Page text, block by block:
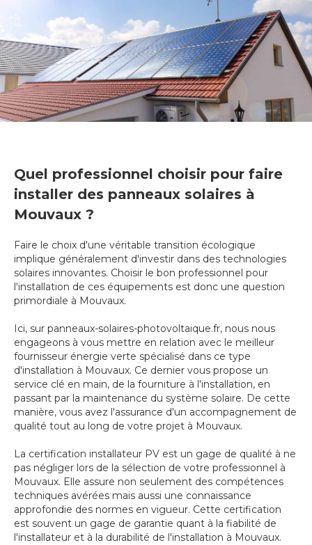
Quel professionnel choisir pour faire
installer des panneaux solaires à
Mouvaux ?
Faire le choix d'une véritable transition écologique
implique généralement d'investir dans des technologies
solaires innovantes. Choisir le bon professionnel pour
l'installation de ces équipements est donc une question
primordiale à Mouvaux.
Ici, sur panneaux-solaires-photovoltaique.fr, nous nous
engageons à vous mettre en relation avec le meilleur
fournisseur énergie verte spécialisé dans ce type
d'installation à Mouvaux. Ce dernier vous propose un
service clé en main, de la fourniture à l'installation, en
passant par la maintenance du système solaire. De cette
manière, vous avez l'assurance d'un accompagnement de
qualité tout au long de votre projet à Mouvaux.
La certification installateur PV est un gage de qualité à ne
pas négliger lors de la sélection de votre professionnel à
Mouvaux. Elle assure non seulement des compétences
techniques avérées mais aussi une connaissance
approfondie des normes en vigueur. Cette certification
est souvent un gage de garantie quant à la fiabilité de
l'installateur et à la durabilité de l'installation à Mouvaux.